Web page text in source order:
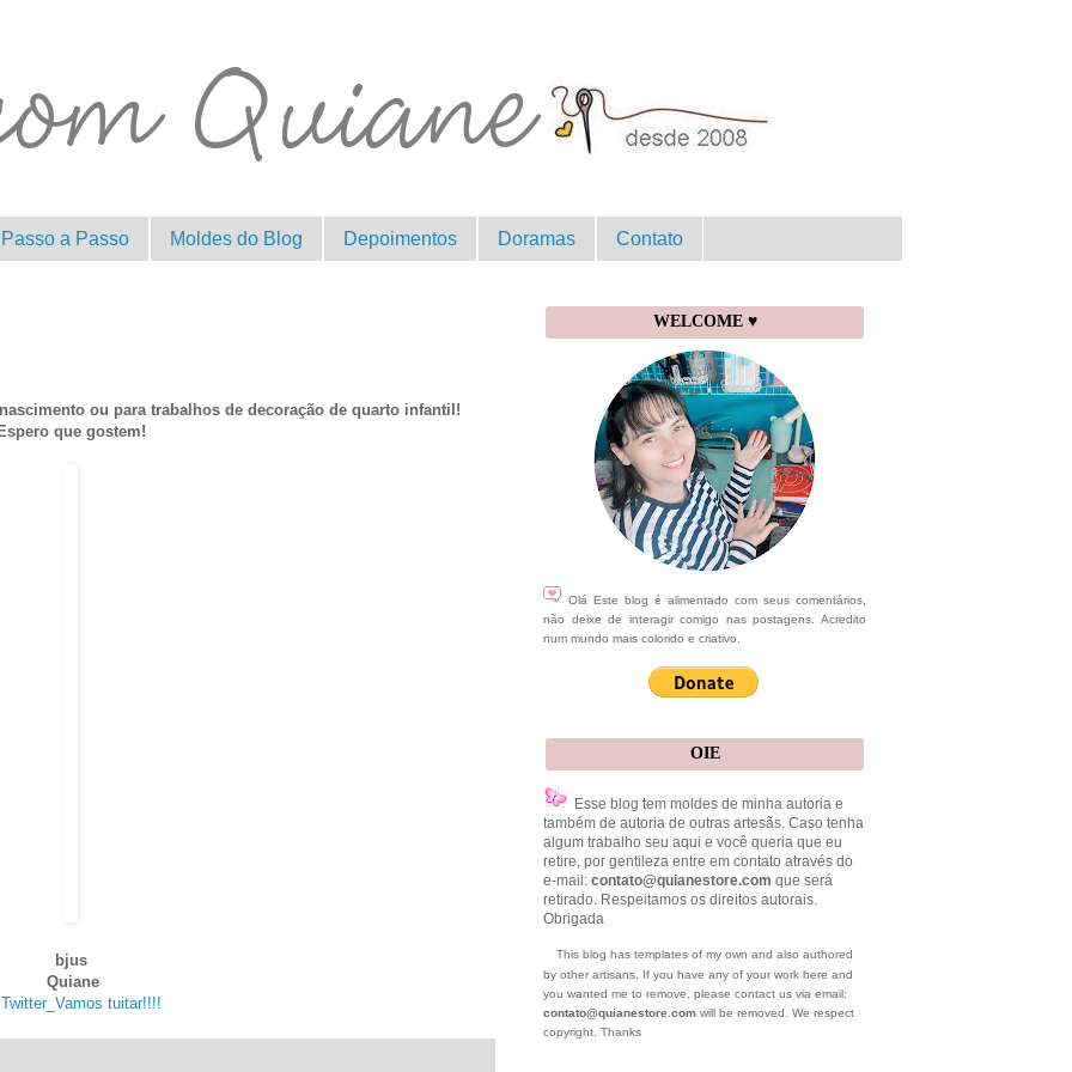
a Passo Moldes do Blog Depoimentos Doramas Contato
ou para trabalhos de decoração de quarto infantil!
que gostem!
bjus
Quiane
tuitar!!!!
WELCOME ♥
Olá Este blog é alimentado com seus comentários,
não deixe de interagir comigo nas postagens. Acredito
num mundo mais colorido e criativo.
OIE
Esse blog tem moldes de minha autoria e
também de autoria de outras artesãs. Caso tenha
algum trabalho seu aqui e você queria que eu
retire, por gentileza entre em contato através do
e-mail: contato@quianestore.com que será
retirado. Respeitamos os direitos autorais.
Obrigada
This blog has templates of my own and also authored
by other artisans. If you have any of your work here and
you wanted me to remove, please contact us via email:
contato@quianestore.com will be removed. We respect
copyright. Thanks